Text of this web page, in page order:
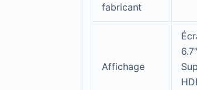
fabricant
Affichage